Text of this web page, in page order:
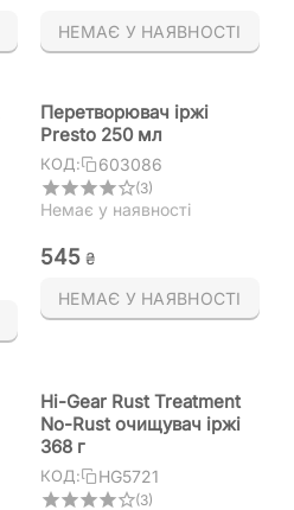
НЕМАЄ У НАЯВНОСТІ
Перетворювач іржі
Рresto 250 мл
КОД: 603086
(3)
Немає у наявності
‍545‍ ₴
НЕМАЄ У НАЯВНОСТІ
Hi-Gear Rust Treatment
No-Rust очищувач іржі
368 г
КОД: HG5721
(3)